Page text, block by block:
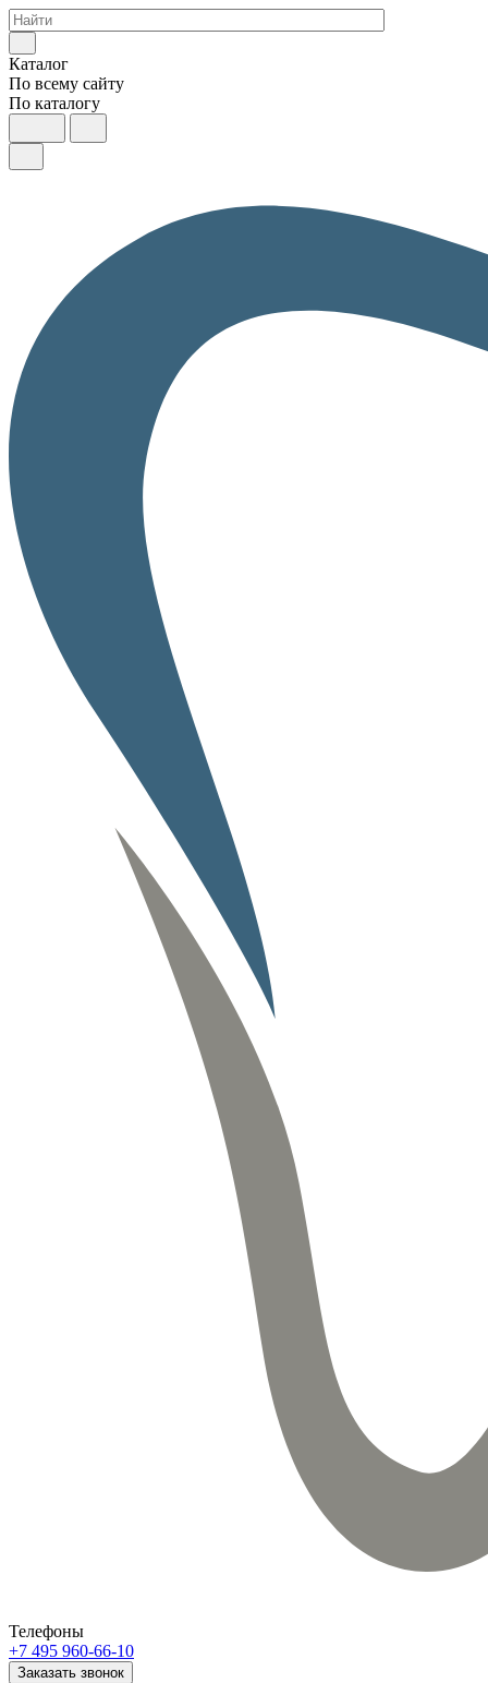
Каталог
По всему сайту
По каталогу
Телефоны
+7 495 960-66-10
Заказать звонок